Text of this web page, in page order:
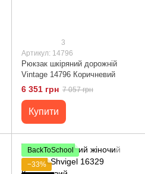
3
Артикул: 14796
Рюкзак шкіряний дорожній
Vintage 14796 Коричневий
6 351 грн 7 057 грн
Купити
BackToSchool
−33%